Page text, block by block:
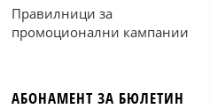
Правилници за
промоционални кампании
АБОНАМЕНТ ЗА БЮЛЕТИН